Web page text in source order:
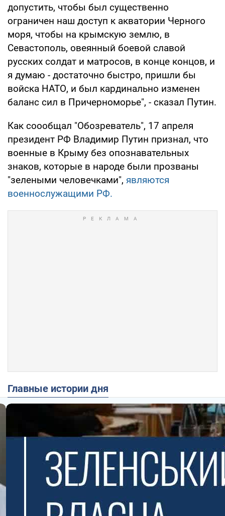
допустить, чтобы был существенно
ограничен наш доступ к акватории Черного
моря, чтобы на крымскую землю, в
Севастополь, овеянный боевой славой
русских солдат и матросов, в конце концов, и
я думаю - достаточно быстро, пришли бы
войска НАТО, и был кардинально изменен
баланс сил в Причерноморье", - сказал Путин.
Как соообщал "Обозреватель", 17 апреля
президент РФ Владимир Путин признал, что
военные в Крыму без опознавательных
знаков, которые в народе были прозваны
"зелеными человечками", являются
военнослужащими РФ.
Главные истории дня